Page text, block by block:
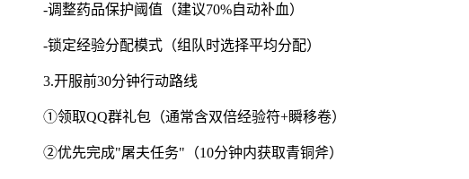
-调整药品保护阈值（建议70%自动补血）
-锁定经验分配模式（组队时选择平均分配）
3.开服前30分钟行动路线
①领取QQ群礼包（通常含双倍经验符+瞬移卷）
②优先完成"屠夫任务"（10分钟内获取青铜斧）